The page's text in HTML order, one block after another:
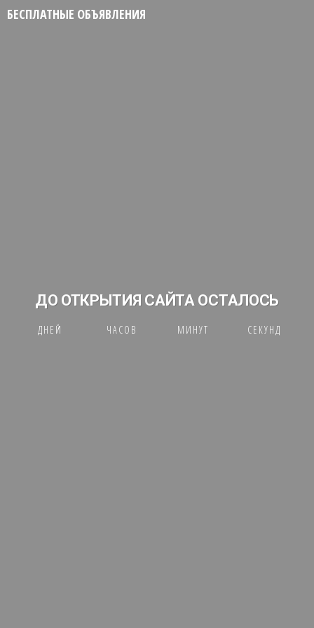
БЕСПЛАТНЫЕ ОБЪЯВЛЕНИЯ
ДО ОТКРЫТИЯ САЙТА ОСТАЛОСЬ
ДНЕЙ ЧАСОВ МИНУТ СЕКУНД